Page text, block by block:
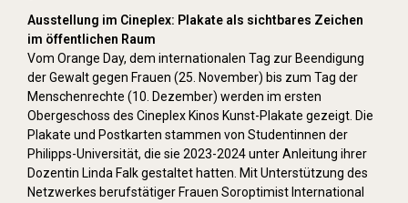
Ausstellung im Cineplex: Plakate als sichtbares Zeichen
im öffentlichen Raum
Vom Orange Day, dem internationalen Tag zur Beendigung
der Gewalt gegen Frauen (25. November) bis zum Tag der
Menschenrechte (10. Dezember) werden im ersten
Obergeschoss des Cineplex Kinos Kunst-Plakate gezeigt. Die
Plakate und Postkarten stammen von Studentinnen der
Philipps-Universität, die sie 2023-2024 unter Anleitung ihrer
Dozentin Linda Falk gestaltet hatten. Mit Unterstützung des
Netzwerkes berufstätiger Frauen Soroptimist International